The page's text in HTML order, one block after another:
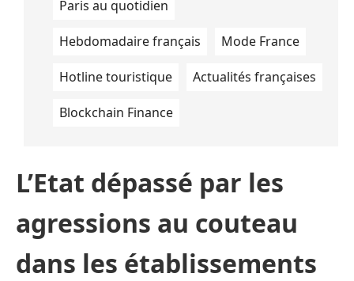
Paris au quotidien
Hebdomadaire français Mode France
Hotline touristique Actualités françaises
Blockchain Finance
L’Etat dépassé par les
agressions au couteau
dans les établissements